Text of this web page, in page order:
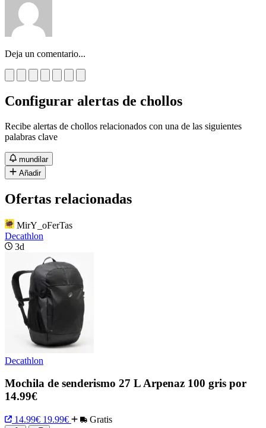
Deja un comentario...
Configurar alertas de chollos
Recibe alertas de chollos relacionados con una de las siguientes
palabras clave
mundilar
Añadir
Ofertas relacionadas
MirY_oFerTas
Decathlon
3d
Decathlon
Mochila de senderismo 27 L Arpenaz 100 gris por
14.99€
14.99€ 19.99€ Gratis